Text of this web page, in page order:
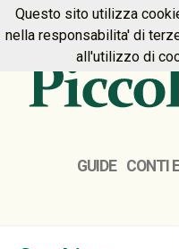
HOME PREMIUM
GUIDE CONTI
Questo sito utilizza
nella responsabilita' di
all'utilizzo di